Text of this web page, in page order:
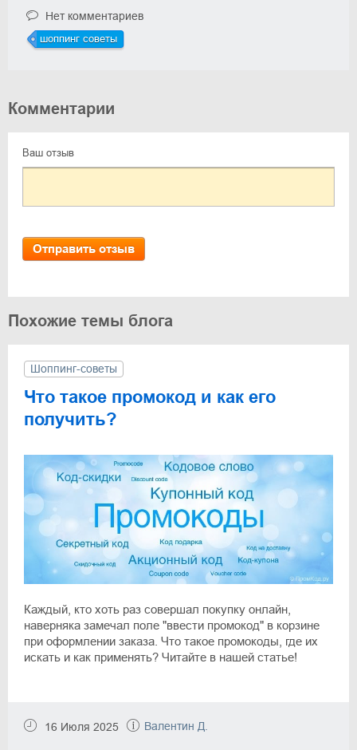
Нет комментариев
шоппинг советы
Комментарии
Ваш отзыв
Отправить отзыв
Похожие темы блога
Шоппинг-советы
Что такое промокод и как его
получить?
Каждый, кто хоть раз совершал покупку онлайн,
наверняка замечал поле "ввести промокод" в корзине
при оформлении заказа. Что такое промокоды, где их
искать и как применять? Читайте в нашей статье!
16 Июля 2025 Валентин Д.